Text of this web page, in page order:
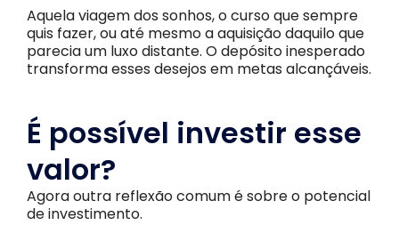
Aquela viagem dos sonhos, o curso que sempre
quis fazer, ou até mesmo a aquisição daquilo que
parecia um luxo distante. O depósito inesperado
transforma esses desejos em metas alcançáveis.
É possível investir esse
valor?
Agora outra reflexão comum é sobre o potencial
de investimento.